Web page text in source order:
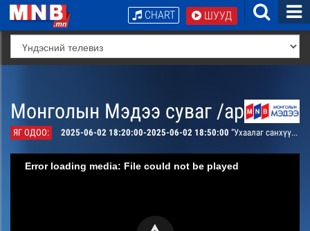
ШУУД
CHART
Монголын Мэдээ суваг /архив/
ЯГ ОДОО: 2025-06-02 18:20:00-2025-06-02 18:50:00 “Ухаалаг санхүү” теле сэтгүүл
Error loading media: File could not be played